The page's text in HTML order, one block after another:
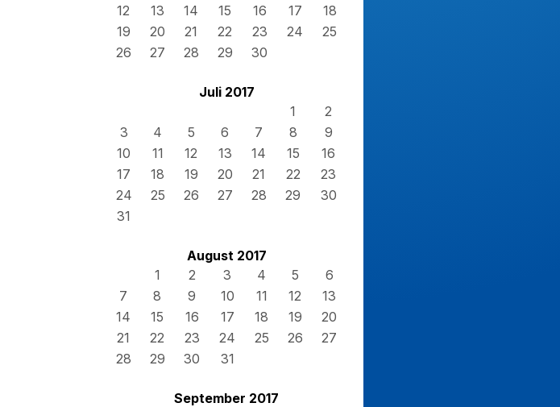
12
13 14 15 16 17
18
19
20 21 22 23 24
25
26
27 28 29 30
Juli 2017
1
2
3
4 5 6 7 8
9
10
11 12 13 14 15
16
17
18 19 20 21 22
23
24
25 26 27 28 29
30
31
August 2017
1
2 3 4 5
6
7
8 9 10 11 12
13
14
15 16 17 18 19
20
21
22 23 24 25 26
27
28
29 30 31
September 2017